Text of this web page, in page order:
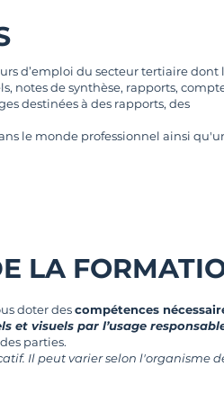
d’emploi du secteur tertiaire dont
notes de synthèse, rapports,
destinées à des rapports, des
le monde professionnel ainsi
LA
doter descompétences
et visuels par l’usage
parties.
Il peut varier selon l'organisme